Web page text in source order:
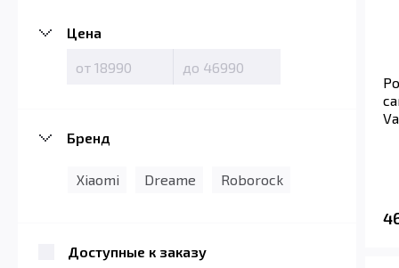
Цена
Бренд
Xiaomi Dreame Roborock
Доступные к заказу